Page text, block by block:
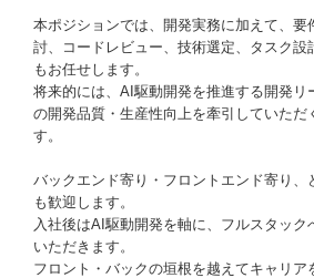
本ポジションでは、開発実務に加えて、要
討、コードレビュー、技術選定、タスク設
もお任せします。
将来的には、AI駆動開発を推進する開発リ
の開発品質・生産性向上を牽引していただ
す。
バックエンド寄り・フロントエンド寄り、
も歓迎します。
入社後はAI駆動開発を軸に、フルスタック
いただきます。
フロント・バックの垣根を越えてキャリア